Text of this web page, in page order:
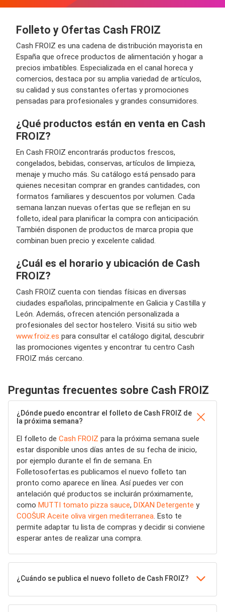
Folleto y Ofertas Cash FROIZ
Cash FROIZ es una cadena de distribución mayorista en
España que ofrece productos de alimentación y hogar a
precios imbatibles. Especializada en el canal horeca y
comercios, destaca por su amplia variedad de artículos,
su calidad y sus constantes ofertas y promociones
pensadas para profesionales y grandes consumidores.
¿Qué productos están en venta en Cash
FROIZ?
En Cash FROIZ encontrarás productos frescos,
congelados, bebidas, conservas, artículos de limpieza,
menaje y mucho más. Su catálogo está pensado para
quienes necesitan comprar en grandes cantidades, con
formatos familiares y descuentos por volumen. Cada
semana lanzan nuevas ofertas que se reflejan en su
folleto, ideal para planificar la compra con anticipación.
También disponen de productos de marca propia que
combinan buen precio y excelente calidad.
¿Cuál es el horario y ubicación de Cash
FROIZ?
Cash FROIZ cuenta con tiendas físicas en diversas
ciudades españolas, principalmente en Galicia y Castilla y
León. Además, ofrecen atención personalizada a
profesionales del sector hostelero. Visitá su sitio web
www.froiz.es para consultar el catálogo digital, descubrir
las promociones vigentes y encontrar tu centro Cash
FROIZ más cercano.
Preguntas frecuentes sobre Cash FROIZ
¿Dónde puedo encontrar el folleto de Cash FROIZ de
la próxima semana?
El folleto de Cash FROIZ para la próxima semana suele
estar disponible unos días antes de su fecha de inicio,
por ejemplo durante el fin de semana. En
Folletosofertas.es publicamos el nuevo folleto tan
pronto como aparece en línea. Así puedes ver con
antelación qué productos se incluirán próximamente,
como MUTTI tomato pizza sauce, DIXAN Detergente y
COOŠUR Aceite oliva virgen mediterranea. Esto te
permite adaptar tu lista de compras y decidir si conviene
esperar antes de realizar una compra.
¿Cuándo se publica el nuevo folleto de Cash FROIZ?